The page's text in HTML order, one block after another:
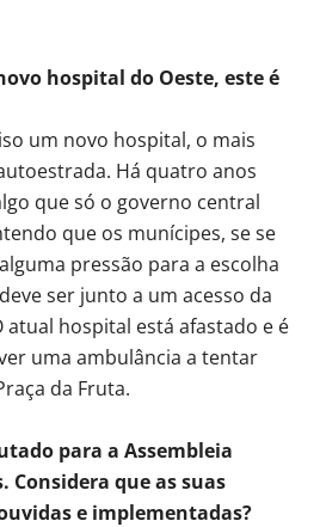
hospital do Oeste, este é
um novo hospital, o mais
Há quatro anos
que só o governo central
que os munícipes, se se
pressão para a escolha
ser junto a um acesso da
atual hospital está afastado e é
uma ambulância a tentar
da Fruta.
para a Assembleia
Considera que as suas
e implementadas?